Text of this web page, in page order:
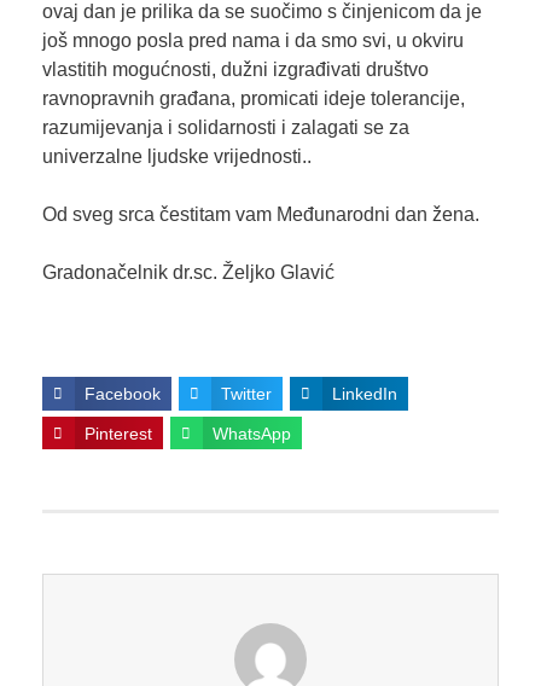
ovaj dan je prilika da se suočimo s činjenicom da je
još mnogo posla pred nama i da smo svi, u okviru
vlastitih mogućnosti, dužni izgrađivati društvo
ravnopravnih građana, promicati ideje tolerancije,
razumijevanja i solidarnosti i zalagati se za
univerzalne ljudske vrijednosti..
Od sveg srca čestitam vam Međunarodni dan žena.
Gradonačelnik dr.sc. Željko Glavić
Facebook Twitter LinkedIn
Pinterest WhatsApp